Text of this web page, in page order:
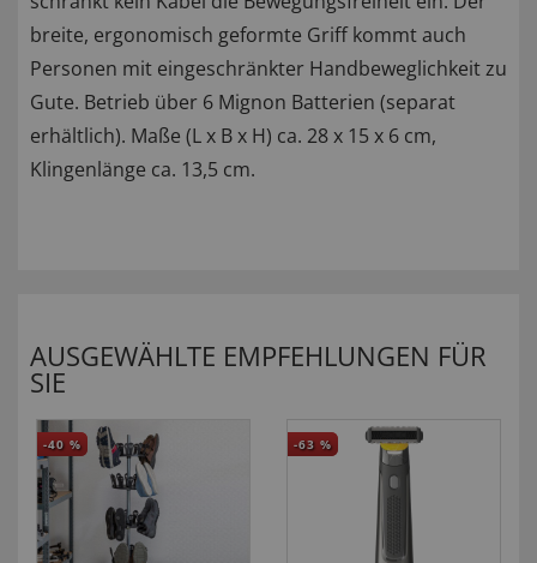
breite, ergonomisch geformte Griff kommt auch
Personen mit eingeschränkter Handbeweglichkeit zu
Gute. Betrieb über 6 Mignon Batterien (separat
erhältlich). Maße (L x B x H) ca. 28 x 15 x 6 cm,
Klingenlänge ca. 13,5 cm.
AUSGEWÄHLTE EMPFEHLUNGEN FÜR
SIE
-40 % -63 %